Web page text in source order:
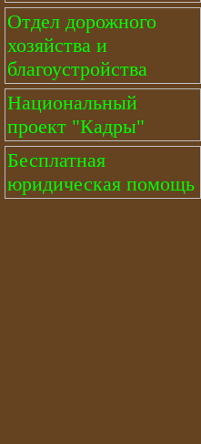
Отдел дорожного
хозяйства и
благоустройства
Национальный
проект "Кадры"
Бесплатная
юридическая помощь